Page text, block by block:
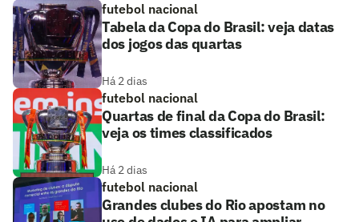
futebol nacional
Tabela da Copa do Brasil: veja datas
dos jogos das quartas
Há 2 dias
futebol nacional
Quartas de final da Copa do Brasil:
veja os times classificados
Há 2 dias
futebol nacional
Grandes clubes do Rio apostam no